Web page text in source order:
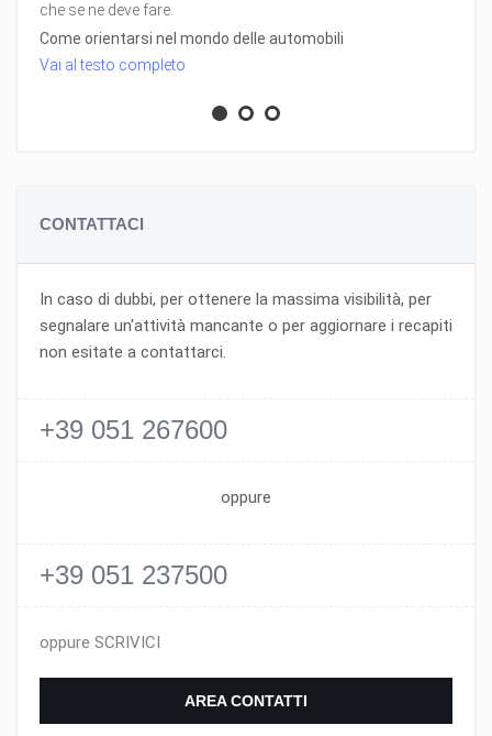
che se ne deve fare.
Come orientarsi nel mondo delle automobili
Vai al testo completo
CONTATTACI
In caso di dubbi, per ottenere la massima visibilità, per
segnalare un'attività mancante o per aggiornare i recapiti
non esitate a contattarci.
+39 051 267600
oppure
+39 051 237500
oppure SCRIVICI
AREA CONTATTI